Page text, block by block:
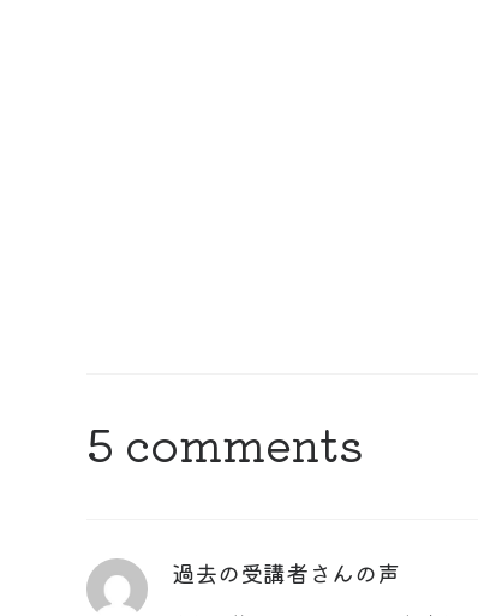
5 comments
過去の受講者さんの声